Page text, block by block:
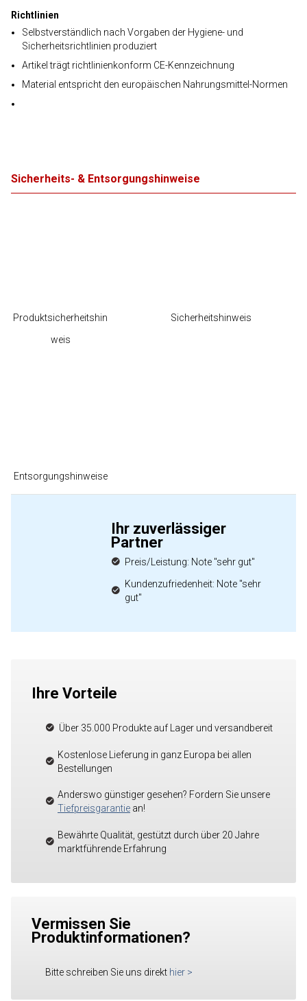
Richtlinien
Selbstverständlich nach Vorgaben der Hygiene- und
Sicherheitsrichtlinien produziert
Artikel trägt richtlinienkonform CE-Kennzeichnung
Material entspricht den europäischen Nahrungsmittel-Normen
Sicherheits- & Entsorgungshinweise
Produktsicherheitshin
weis
Sicherheitshinweis
Entsorgungshinweise
Ihr zuverlässiger
Partner
Preis/Leistung: Note "sehr gut"
Kundenzufriedenheit: Note "sehr
gut"
Ihre Vorteile
Über 35.000 Produkte auf Lager und versandbereit
Kostenlose Lieferung in ganz Europa bei allen
Bestellungen
Anderswo günstiger gesehen? Fordern Sie unsere
Tiefpreisgarantie an!
Bewährte Qualität, gestützt durch über 20 Jahre
marktführende Erfahrung
Vermissen Sie
Produktinformationen?
Bitte schreiben Sie uns direkt hier >